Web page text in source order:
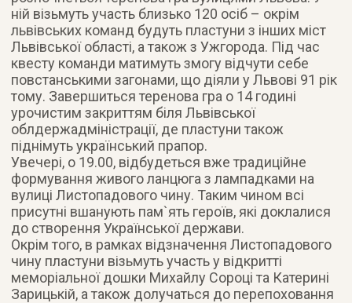
ній візьмуть участь близько 120 осіб – окрім
львівських команд будуть пластуни з інших міст
Львівської області, а також з Ужгорода. Під час
квесту команди матимуть змогу відчути себе
повстанськими загонами, що діяли у Львові 91 рік
тому. Завершиться теренова гра о 14 годині
урочистим закриттям біля Львівської
облдержадміністрації, де пластуни також
піднімуть український прапор.
Увечері, о 19.00, відбудеться вже традиційне
формування живого ланцюга з лампадками на
вулиці Листопадового чину. Таким чином всі
присутні вшанують пам`ять героїв, які доклалися
до створення Української держави.
Окрім того, в рамках відзначення Листопадового
чину пластуни візьмуть участь у відкритті
меморіальної дошки Михайлу Сороці та Катерині
Зарицькій, а також долучаться до перепоховання